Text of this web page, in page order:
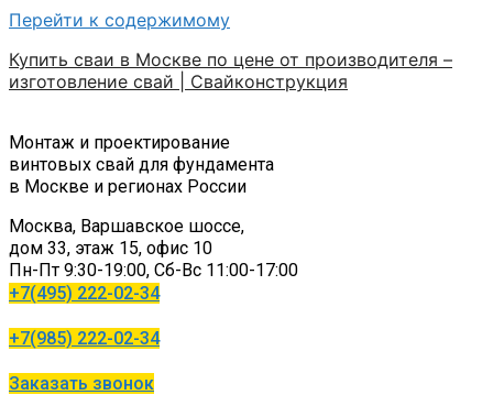
Перейти к содержимому
Купить сваи в Москве по цене от производителя –
изготовление свай | Свайконструкция
Монтаж и проектирование
винтовых свай для фундамента
в Москве и регионах России
Москва, Варшавское шоссе,
дом 33, этаж 15, офис 10
Пн-Пт 9:30-19:00, Сб-Вс 11:00-17:00
+7(495) 222-02-34
+7(985) 222-02-34
Заказать звонок